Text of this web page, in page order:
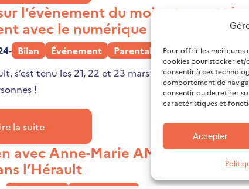
Pour offrir les meilleures
cookies pour stocker et/
consentir à ces
comportement de
consentir ou de retirer
caractéristiques et
Accepter
l’évènement du mois : Super
avec le numérique
- Bilan Événement
Parentalité
s’est tenu les 21, 22 et 23 mars à l’Hôtel de ville de
!
la suite
avec Anne-Marie AMOROS, figure
l’Hérault